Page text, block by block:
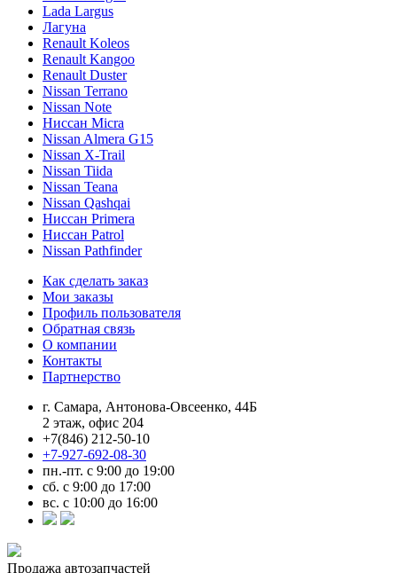
Lada Largus
Лагуна
Renault Koleos
Renault Kangoo
Renault Duster
Nissan Terrano
Nissan Note
Ниссан Micra
Nissan Almera G15
Nissan X-Trail
Nissan Tiida
Nissan Teana
Nissan Qashqai
Ниссан Primera
Ниссан Patrol
Nissan Pathfinder
Как сделать заказ
Мои заказы
Профиль пользователя
Обратная связь
О компании
Контакты
Партнерство
г. Самара, Антонова-Овсеенко, 44Б
2 этаж, офис 204
+7(846) 212-50-10
+7-927-692-08-30
пн.-пт. с 9:00 до 19:00
сб. с 9:00 до 17:00
вс. с 10:00 до 16:00
Продажа автозапчастей